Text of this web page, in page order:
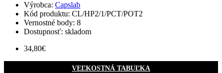
Výrobca: Capslab
Kód produktu: CL/HP2/1/PCT/POT2
Vernostné body: 8
Dostupnosť: skladom
34,80€
VEĽKOSTNÁ TABUĽKA